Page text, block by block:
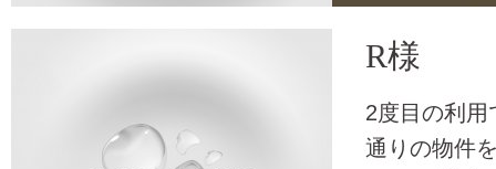
R様
2度目の利
通りの物件